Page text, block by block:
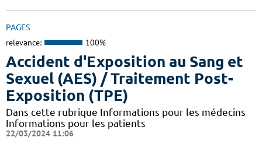
PAGES
relevance: 100%
Accident d'Exposition au Sang et
Sexuel (AES) / Traitement Post-
Exposition (TPE)
Dans cette rubrique Informations pour les médecins
Informations pour les patients
22/03/2024 11:06